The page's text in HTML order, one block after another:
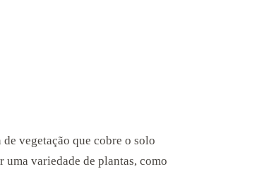
vegetação que cobre o solo
uma variedade de plantas, como